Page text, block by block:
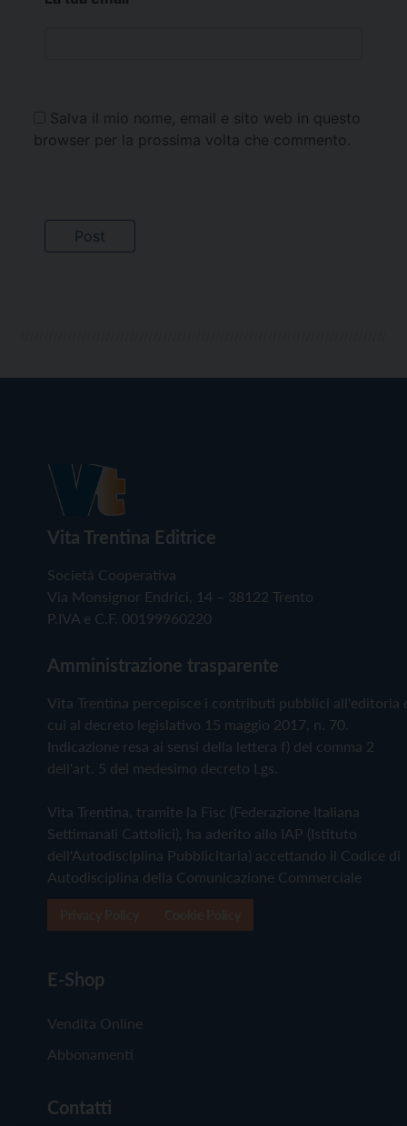
Salva il mio nome, email e sito web in questo
browser per la prossima volta che commento.
Vita Trentina Editrice
Società Cooperativa
Via Monsignor Endrici, 14 – 38122 Trento
P.IVA e C.F. 00199960220
Amministrazione trasparente
Vita Trentina percepisce i contributi pubblici all'editoria
cui al decreto legislativo 15 maggio 2017, n. 70.
Indicazione resa ai sensi della lettera f) del comma 2
dell'art. 5 del medesimo decreto Lgs.
Vita Trentina, tramite la Fisc (Federazione Italiana
Settimanali Cattolici), ha aderito allo IAP (Istituto
dell'Autodisciplina Pubblicitaria) accettando il Codice di
Autodisciplina della Comunicazione Commerciale
E-Shop
Vendita Online
Abbonamenti
Contatti